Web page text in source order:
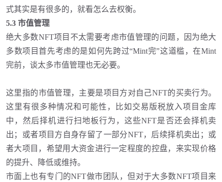
式其实是有很多的，就看怎么去权衡。
5.3 市值管理
绝大多数NFT项目不太需要考虑市值管理的问题，因为绝大
多数项目首先考虑的是如何先跨过“Mint完”这道槛，在Mint
完前，谈太多市值管理也无必要。
这里指的市值管理，主要是项目方对自己NFT的买卖行为。
这里有很多种情况和可能性，比如交易版税放入项目金库
中，然后择机进行扫地板行为，这些NFT是否还会择机卖
出；或者项目方自身存留了一部分NFT，后续择机卖出；或
者大项目，希望用大资金进行一定程度的控盘，来实现价格
的提升、降低或维持。
市面上也有专门的NFT做市团队，但对于大多数NFT项目来